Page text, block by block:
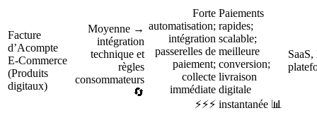
Facture
d’Acompte
E‑Commerce
(Produits
digitaux)
Moyenne →
intégration
technique et
règles
consommateurs
🔄
Forte
automatisation;
intégration
passerelles de
paiement;
collecte
immédiate
⚡⚡⚡
Paiements
rapides;
scalable;
meilleure
conversion;
livraison
digitale
instantanée 📊